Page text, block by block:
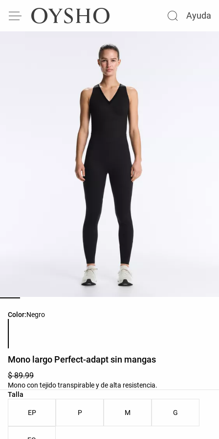
Ayuda
Color:Negro
Lista de colores del producto
Mono largo Perfect-adapt sin mangas
$ 89.99
Mono con tejido transpirable y de alta resistencia.
Talla
Lista de tallas del producto
EP P M G